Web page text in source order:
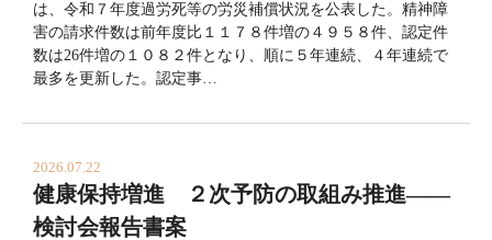
は、令和７年度過労死等の労災補償状況を公表した。精神障
害の請求件数は前年度比１１７８件増の４９５８件、認定件
数は26件増の１０８２件となり、順に５年連続、４年連続で
最多を更新した。認定事…
2026.07.22
健康保持増進 ２次予防の取組み推進――
検討会報告書案